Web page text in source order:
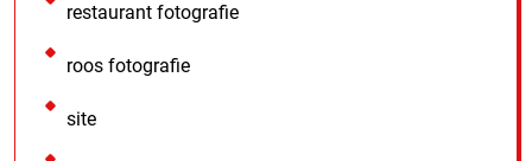
restaurant fotografie
roos fotografie
site